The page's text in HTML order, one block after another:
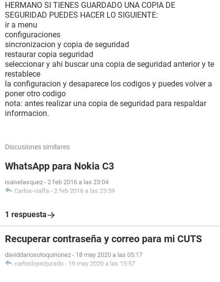
HERMANO SI TIENES GUARDADO UNA COPIA DE
SEGURIDAD PUEDES HACER LO SIGUIENTE:
ir a menu
configuraciones
sincronizacion y copia de seguridad
restaurar copia seguridad
seleccionar y ahi buscar una copia de seguridad anterior y te
restablece
la configuracion y desaparece los codigos y puedes volver a
poner otro codigo
nota: antes realizar una copia de seguridad para respaldar
informacion.
Discusiones similares
WhatsApp para Nokia C3
isaivelasquez - 2 feb 2016 a las 23:04
Carlos-vialfa - 2 feb 2016 a las 23:59
1 respuesta
Recuperar contraseña y correo para mi CUTS
daviddariosotoquinonez - 18 may 2020 a las 05:17
carloslopezjurado - 19 may 2020 a las 15:57